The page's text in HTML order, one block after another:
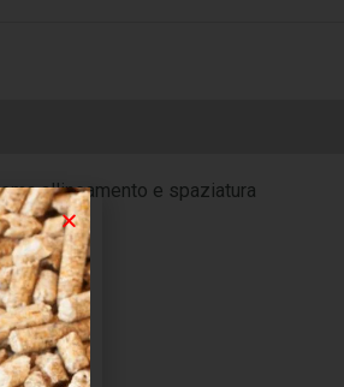
allineamento e spaziatura